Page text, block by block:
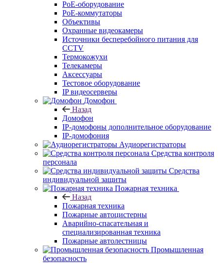
PoE-оборудование
PoE-коммутаторы
Объективы
Охранные видеокамеры
Источники бесперебойного питания для
CCTV
Термокожухи
Телекамеры
Аксессуары
Тестовое оборудование
IP видеосерверы
Домофон
Назад
Домофон
IP-домофоны дополнительное оборудование
IP-домофония
Аудиорегистраторы
Средства контроля
персонала
Средства
индивидуальной защиты
Пожарная техника
Назад
Пожарная техника
Пожарные автоцистерны
Аварийно-спасательная и
специализированная техника
Пожарные автолестницы
Промышленная
безопасность